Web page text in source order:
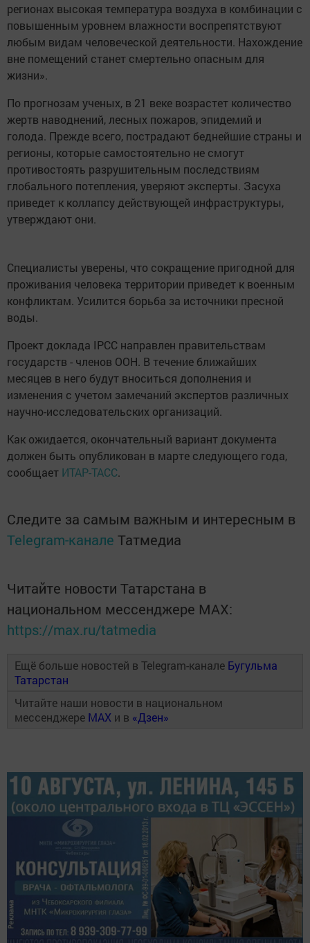
регионах высокая температура воздуха в комбинации с
повышенным уровнем влажности воспрепятствуют
любым видам человеческой деятельности. Нахождение
вне помещений станет смертельно опасным для
жизни».
По прогнозам ученых, в 21 веке возрастет количество
жертв наводнений, лесных пожаров, эпидемий и
голода. Прежде всего, пострадают беднейшие страны и
регионы, которые самостоятельно не смогут
противостоять разрушительным последствиям
глобального потепления, уверяют эксперты. Засуха
приведет к коллапсу действующей инфраструктуры,
утверждают они.
Специалисты уверены, что сокращение пригодной для
проживания человека территории приведет к военным
конфликтам. Усилится борьба за источники пресной
воды.
Проект доклада IPCC направлен правительствам
государств - членов ООН. В течение ближайших
месяцев в него будут вноситься дополнения и
изменения с учетом замечаний экспертов различных
научно-исследовательских организаций.
Как ожидается, окончательный вариант документа
должен быть опубликован в марте следующего года,
сообщает ИТАР-ТАСС.
Следите за самым важным и интересным в
Telegram-канале Татмедиа
Читайте новости Татарстана в
национальном мессенджере MАХ:
https://max.ru/tatmedia
Ещё больше новостей в Telegram-канале Бугульма
Татарстан
Читайте наши новости в национальном
мессенджере MAX и в «Дзен»